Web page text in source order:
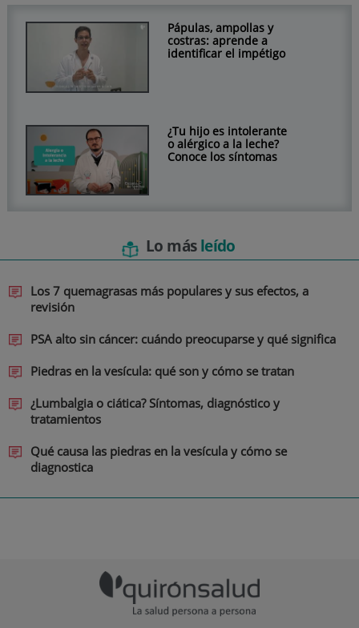
Pápulas, ampollas y
costras: aprende a
identificar el impétigo
¿Tu hijo es intolerante
o alérgico a la leche?
Conoce los síntomas
Lo másleído
Los 7 quemagrasas más populares y sus efectos, a
revisión
PSA alto sin cáncer: cuándo preocuparse y qué significa
Piedras en la vesícula: qué son y cómo se tratan
¿Lumbalgia o ciática? Síntomas, diagnóstico y
tratamientos
Qué causa las piedras en la vesícula y cómo se
diagnostica